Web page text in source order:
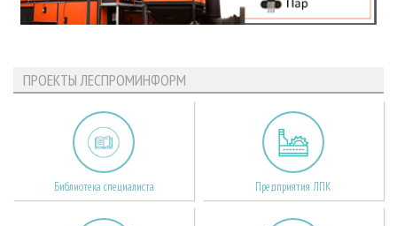
ПРОЕКТЫ ЛЕСПРОМИНФОРМ
Библиотека специалиста Предприятия ЛПК